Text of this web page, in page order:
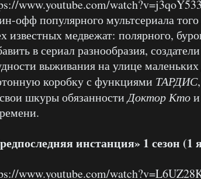
www.youtube.com/
офф популярного мультсериала
известных медвежат: полярного,
в сериал разнообразия,
выживания на улице
коробку с функциями ТАРДИС
шкуры обязанностиДоктор Кто
инстанция» 1 сезон (1
www.youtube.com/